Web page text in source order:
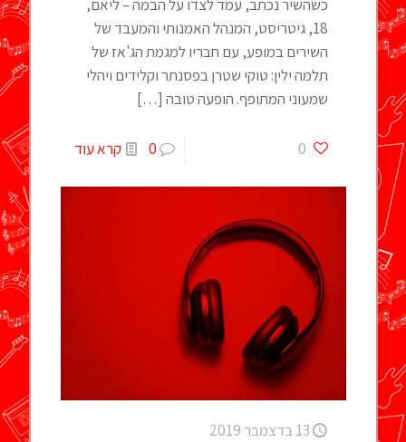
כשהשיר נכתב, עמד לצדו על הבמה – ליאם,
18, גיטריסט, המנהל האמנותי והמעבד של
השירים במופע, עם חבריו למגמת הג'אז של
תלמה ילין: טוקי שטרן בפסנתר וקלידים ויהלי
שמעוני המתופף. הופעה טובה […]
0
0 קרא עוד
13 בדצמבר 2019